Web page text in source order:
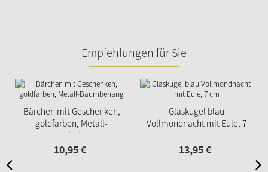
Empfehlungen für Sie
Bärchen mit Geschenken,
goldfarben, Metall-
Baumbehang
10,95€
Glaskugel blau
Vollmondnacht mit Eule, 7
13,95€